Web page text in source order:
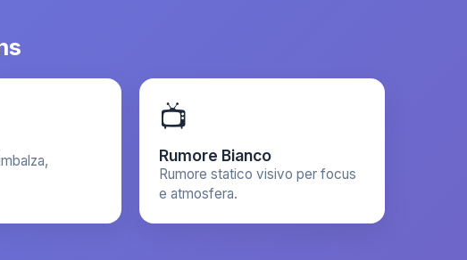
📺
Rumore Bianco
Rumore statico visivo per focus
e atmosfera.